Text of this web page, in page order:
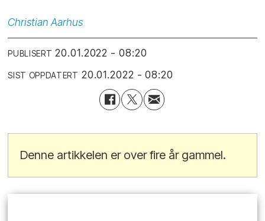
Christian Aarhus
PUBLISERT 20.01.2022 - 08:20
SIST OPPDATERT 20.01.2022 - 08:20
Denne artikkelen er over fire år gammel.